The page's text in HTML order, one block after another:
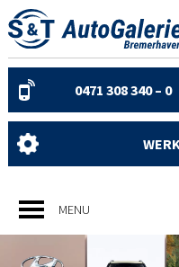
Skip
to
content
0471 308 340 – 0
MENU